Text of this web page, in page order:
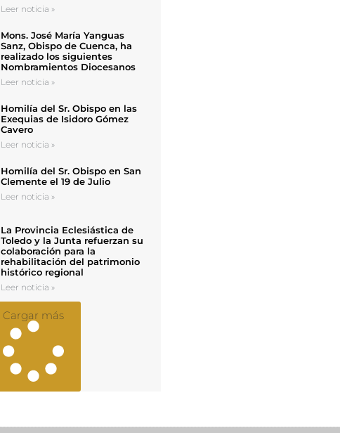
Leer noticia »
Mons. José María Yanguas
Sanz, Obispo de Cuenca, ha
realizado los siguientes
Nombramientos Diocesanos
Leer noticia »
Homilía del Sr. Obispo en las
Exequias de Isidoro Gómez
Cavero
Leer noticia »
Homilía del Sr. Obispo en San
Clemente el 19 de Julio
Leer noticia »
La Provincia Eclesiástica de
Toledo y la Junta refuerzan su
colaboración para la
rehabilitación del patrimonio
histórico regional
Leer noticia »
Cargar más